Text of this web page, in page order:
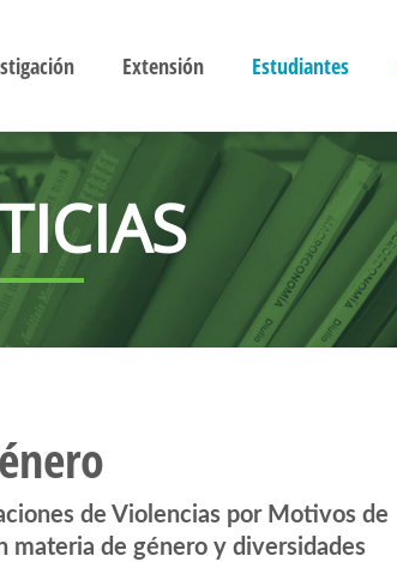
Extensión Estudiantes
de Violencias por Motivos de
materia de género y diversidades